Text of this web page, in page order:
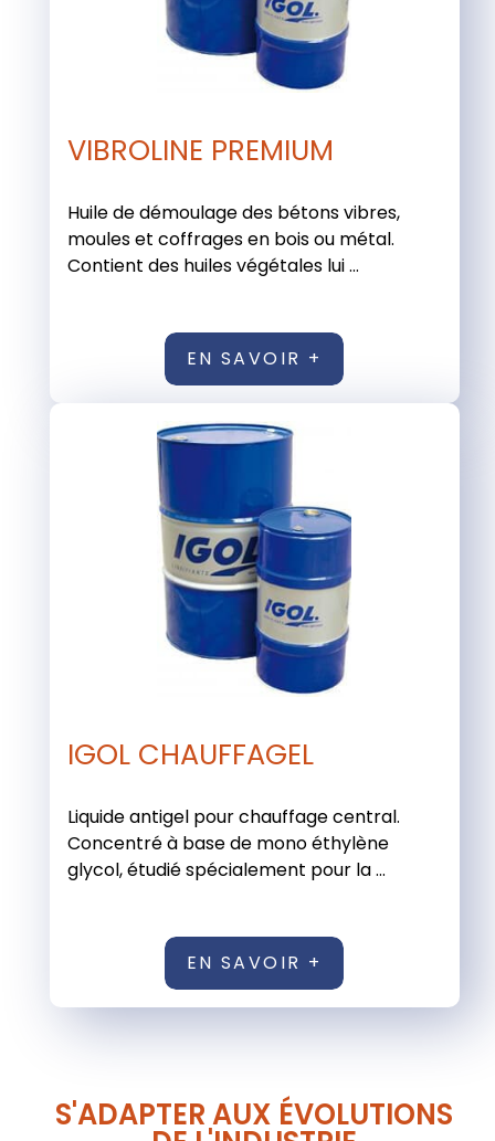
VIBROLINE PREMIUM
Huile de démoulage des bétons vibres,
moules et coffrages en bois ou métal.
Contient des huiles végétales lui ...
EN SAVOIR +
IGOL CHAUFFAGEL
Liquide antigel pour chauffage central.
Concentré à base de mono éthylène
glycol, étudié spécialement pour la ...
EN SAVOIR +
S'ADAPTER AUX ÉVOLUTIONS